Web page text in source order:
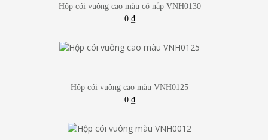
Hộp cói vuông cao màu có nắp VNH0130
0 ₫
Hộp cói vuông cao màu VNH0125
0 ₫